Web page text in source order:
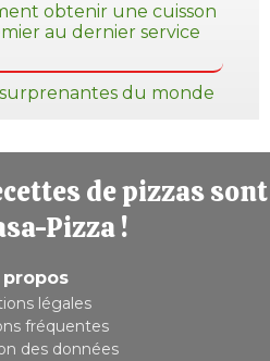
obtenir une cuisson
au dernier service
surprenantes du monde
de pizzas sont
Pizza !
propos
légales
fréquentes
des données